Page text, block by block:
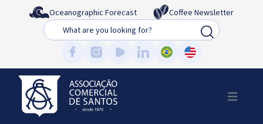
Oceanographic Forecast
Coffee Newsletter
Busca